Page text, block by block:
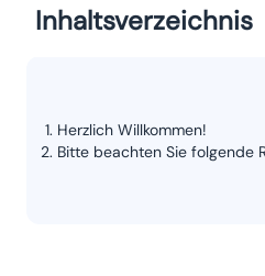
Inhaltsverzeichnis
Herzlich Willkommen!
Bitte beachten Sie folgende